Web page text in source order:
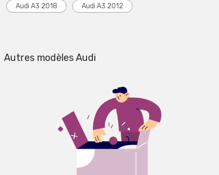
Audi A3 2018 Audi A3 2012
Autres modèles Audi